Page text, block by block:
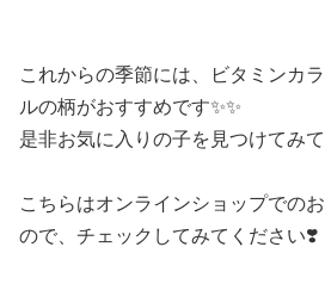
これからの季節には、ビタミンカ
ルの柄がおすすめです✨✨
是非お気に入りの子を見つけてみ
こちらはオンラインショップでの
ので、チェックしてみてください❣️